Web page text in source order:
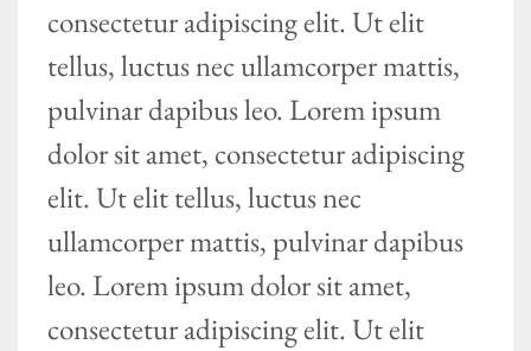
consectetur adipiscing elit. Ut elit
tellus, luctus nec ullamcorper mattis,
pulvinar dapibus leo. Lorem ipsum
dolor sit amet, consectetur adipiscing
elit. Ut elit tellus, luctus nec
ullamcorper mattis, pulvinar dapibus
leo. Lorem ipsum dolor sit amet,
consectetur adipiscing elit. Ut elit